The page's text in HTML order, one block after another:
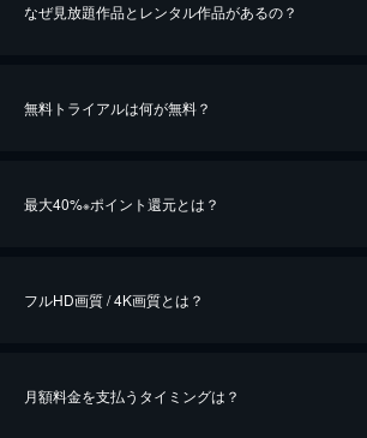
なぜ見放題作品とレンタル作品があるの？
無料トライアルは何が無料？
最大40%※ポイント還元とは？
※40％ポイント還元の対象は、クレジットカード決済による作
iOSアプリのUコイン決済による作品の購入 / レンタルは、
フルHD画質 / 4K画質とは？
月額料金を支払うタイミングは？